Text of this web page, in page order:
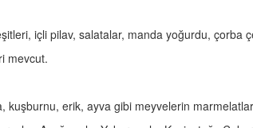
içli pilav, salatalar, manda yoğurdu, çorba
mevcut.
kuşburnu, erik, ayva gibi meyvelerin